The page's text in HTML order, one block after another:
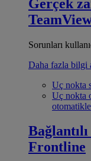
Gerçek
Sorunları
Daha fazla bilgi
Uç nokta
Uç nokta
Bağlantılı
Frontline